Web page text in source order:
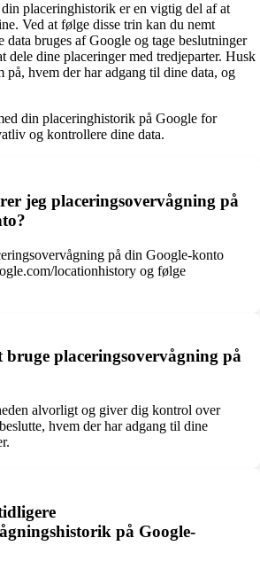
placeringhistorik er en vigtig del af at
Ved at følge disse trin kan du nemt
bruges af Google og tage beslutninger
dele dine placeringer med tredjeparter. Husk
hvem der har adgang til dine data, og
din placeringhistorik på Google for
og kontrollere dine data.
jeg placeringsovervågning på
på din Google-konto
locationhistory og følge
placeringsovervågning på
alvorligt og giver dig kontrol over
hvem der har adgang til dine
på Google-